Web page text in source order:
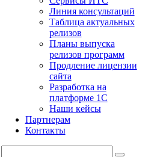
Линия консультаций
Таблица актуальных
релизов
Планы выпуска
релизов программ
Продление лицензии
сайта
Разработка на
платформе 1С
Наши кейсы
Партнерам
Контакты